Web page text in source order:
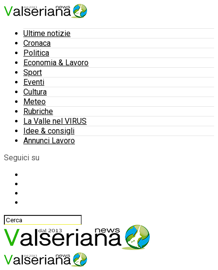
Ultime notizie
Cronaca
Politica
Economia & Lavoro
Sport
Eventi
Cultura
Meteo
Rubriche
La Valle nel VIRUS
Idee & consigli
Annunci Lavoro
Seguici su